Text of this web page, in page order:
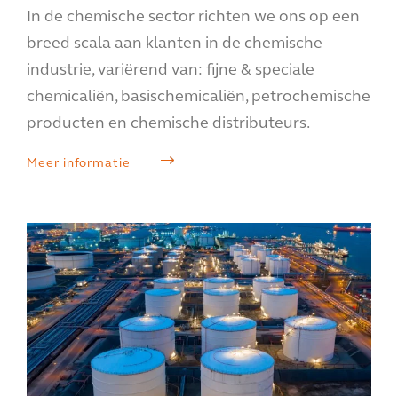
In de chemische sector richten we ons op een
breed scala aan klanten in de chemische
industrie, variërend van: fijne & speciale
chemicaliën, basischemicaliën, petrochemische
producten en chemische distributeurs.
Meer informatie